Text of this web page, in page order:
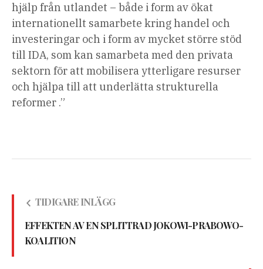
hjälp från utlandet – både i form av ökat
internationellt samarbete kring handel och
investeringar och i form av mycket större stöd
till IDA, som kan samarbeta med den privata
sektorn för att mobilisera ytterligare resurser
och hjälpa till att underlätta strukturella
reformer .”
TIDIGARE INLÄGG
EFFEKTEN AV EN SPLITTRAD JOKOWI-PRABOWO-
KOALITION